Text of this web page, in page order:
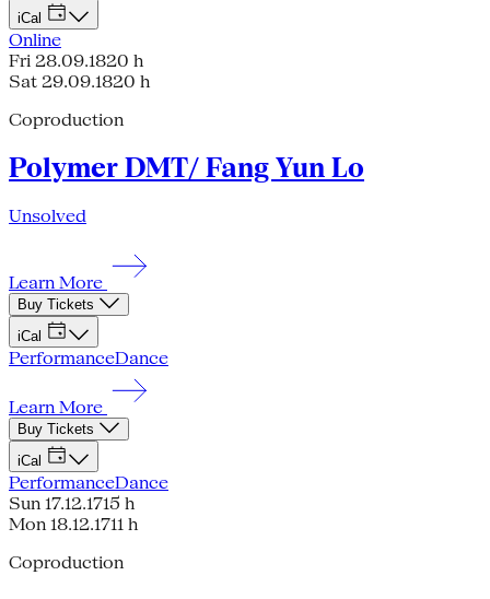
iCal
Online
Fri 28.09.1820 h
Sat 29.09.1820 h
Coproduction
Polymer DMT/ Fang Yun Lo
Unsolved
Learn More
Buy Tickets
iCal
PerformanceDance
Learn More
Buy Tickets
iCal
PerformanceDance
Sun 17.12.1715 h
Mon 18.12.1711 h
Coproduction